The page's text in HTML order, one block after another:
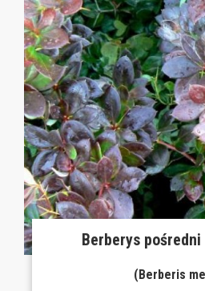
Berberys pośredni
(Berberis